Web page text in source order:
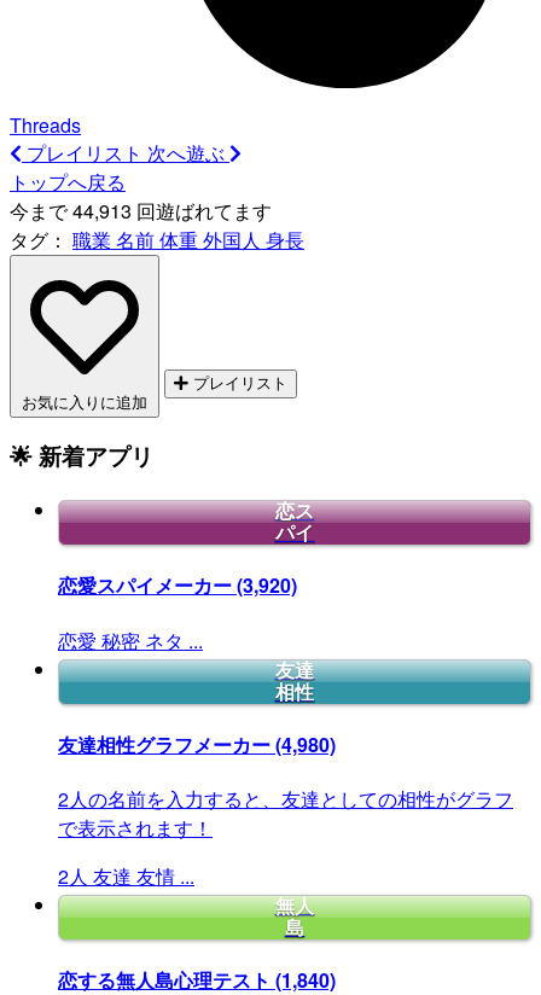
Threads
プレイリスト 次へ遊ぶ
トップへ戻る
今まで 44,913 回遊ばれてます
タグ： 職業 名前体重外国人 身長
お気に入りに追加
プレイリスト
🌟 新着アプリ
恋ス
パイ
恋愛スパイメーカー(3,920)
恋愛 秘密 ネタ ...
友達
相性
友達相性グラフメーカー(4,980)
2人の名前を入力すると、友達としての相性がグラフ
で表示されます！
2人 友達 友情 ...
無人
島
恋する無人島心理テスト (1,840)